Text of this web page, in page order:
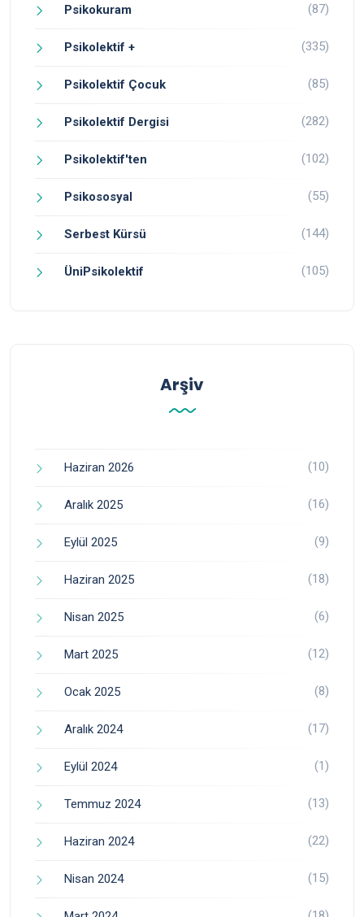
Psikokuram (87)
Psikolektif + (335)
Psikolektif Çocuk (85)
Psikolektif Dergisi (282)
Psikolektif'ten (102)
Psikososyal (55)
Serbest Kürsü (144)
ÜniPsikolektif (105)
Arşiv
Haziran 2026 (10)
Aralık 2025 (16)
Eylül 2025 (9)
Haziran 2025 (18)
Nisan 2025 (6)
Mart 2025 (12)
Ocak 2025 (8)
Aralık 2024 (17)
Eylül 2024 (1)
Temmuz 2024 (13)
Haziran 2024 (22)
Nisan 2024 (15)